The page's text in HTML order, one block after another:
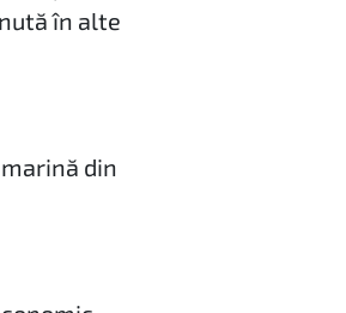
în alte
din